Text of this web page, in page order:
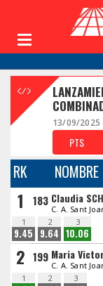
13/09/2025
PTS
RK NOMBRE
1 183 Claudia
C. A. Sant
1
9.45
2
9.64
3
10.06
2 199 Maria
C. A. Sant
1 2 3